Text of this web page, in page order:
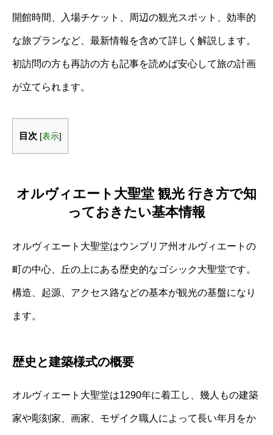
開館時間、入場チケット、周辺の観光スポット、効率的
な旅プランなど、最新情報を含めて詳しく解説します。
初訪問の方も再訪の方も記事を読めば安心して旅の計画
が立てられます。
目次 [表示]
オルヴィエート大聖堂 観光 行き方で知
っておきたい基本情報
オルヴィエート大聖堂はウンブリア州オルヴィエートの
町の中心、丘の上にある歴史的なゴシック大聖堂です。
構造、起源、アクセス路などの基本が観光の基盤になり
ます。
歴史と建築様式の概要
オルヴィエート大聖堂は1290年に着工し、幾人もの建築
家や彫刻家、画家、モザイク職人によって長い年月をか